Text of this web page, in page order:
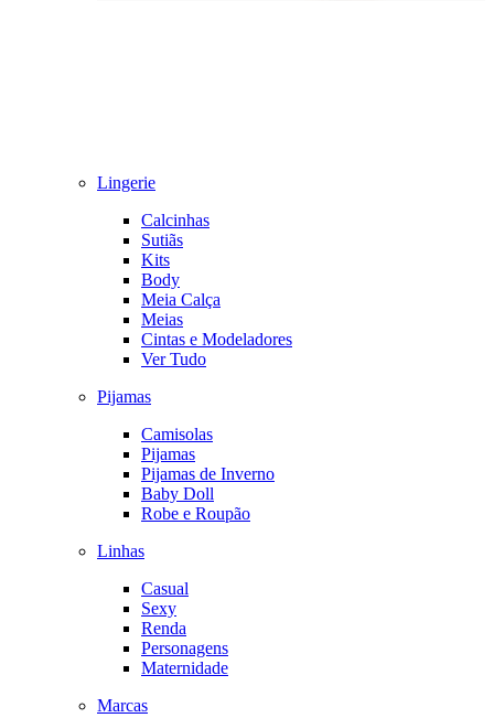
Lingerie
Calcinhas
Sutiãs
Kits
Body
Meia Calça
Meias
Cintas e Modeladores
Ver Tudo
Pijamas
Camisolas
Pijamas
Pijamas de Inverno
Baby Doll
Robe e Roupão
Linhas
Casual
Sexy
Renda
Personagens
Maternidade
Marcas